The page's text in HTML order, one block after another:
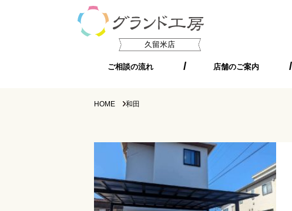
久留米店
ご相談の流れ 店舗のご案内
HOME 和田